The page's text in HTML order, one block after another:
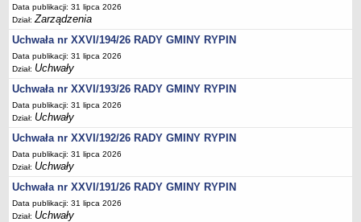
Rejestry i ewidencje
Dowody osobiste
Udostępnianie informacji publicznej
Ewidencja działalności gospodarczej
Podziały nieruchomości
Ochrona środowiska
Świadczenia rodzinne, Fundusz alimentacyjny
Stypendia szkolne
Podatki i opłaty lokalne
Data publikacji: 31 lipca 2026
Dział:Zarządzenia
Uchwała nr XXVI/194/26 RADY GMINY RYPIN
Data publikacji: 31 lipca 2026
Dział: Uchwały
Uchwała nr XXVI/193/26 RADY GMINY RYPIN
Data publikacji: 31 lipca 2026
Dział: Uchwały
Uchwała nr XXVI/192/26 RADY GMINY RYPIN
Data publikacji: 31 lipca 2026
Dział: Uchwały
Uchwała nr XXVI/191/26 RADY GMINY RYPIN
Data publikacji: 31 lipca 2026
Dział: Uchwały